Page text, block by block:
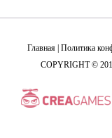
Главная Политика
COPYRIGHT ©